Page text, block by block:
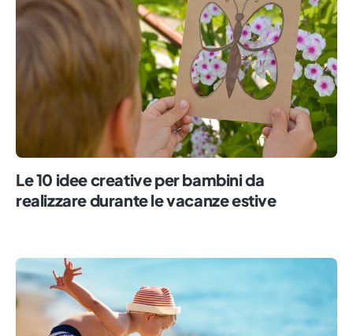
Le 10 idee creative per bambini da
realizzare durante le vacanze estive